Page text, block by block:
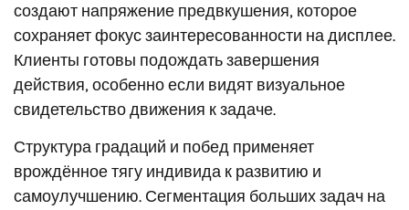
создают напряжение предвкушения, которое
сохраняет фокус заинтересованности на дисплее.
Клиенты готовы подождать завершения
действия, особенно если видят визуальное
свидетельство движения к задаче.
Структура градаций и побед применяет
врождённое тягу индивида к развитию и
самоулучшению. Сегментация больших задач на